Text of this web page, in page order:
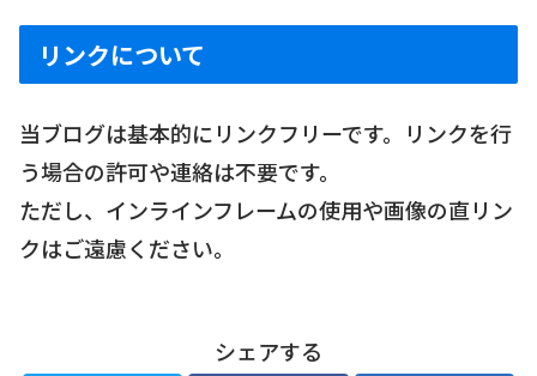
リンクについて
当ブログは基本的にリンクフリーです。リンクを行
う場合の許可や連絡は不要です。
ただし、インラインフレームの使用や画像の直リン
クはご遠慮ください。
シェアする